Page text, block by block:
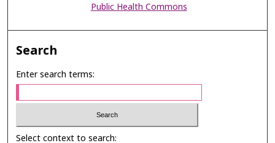
Public Health Commons
Search
Enter search terms:
Select context to search: